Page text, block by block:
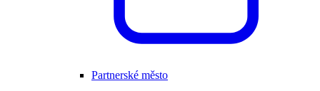
Partnerské město